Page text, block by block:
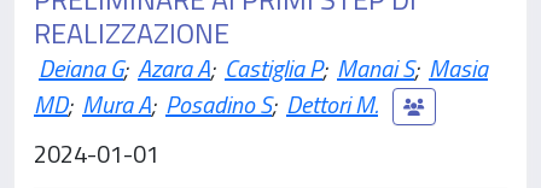
REALIZZAZIONE
Deiana G; Azara A; Castiglia P; Manai S; Masia
MD; Mura A; Posadino S; Dettori M.
2024-01-01